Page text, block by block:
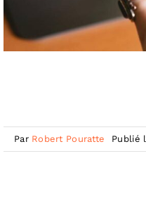
Par Robert Pouratte Publié